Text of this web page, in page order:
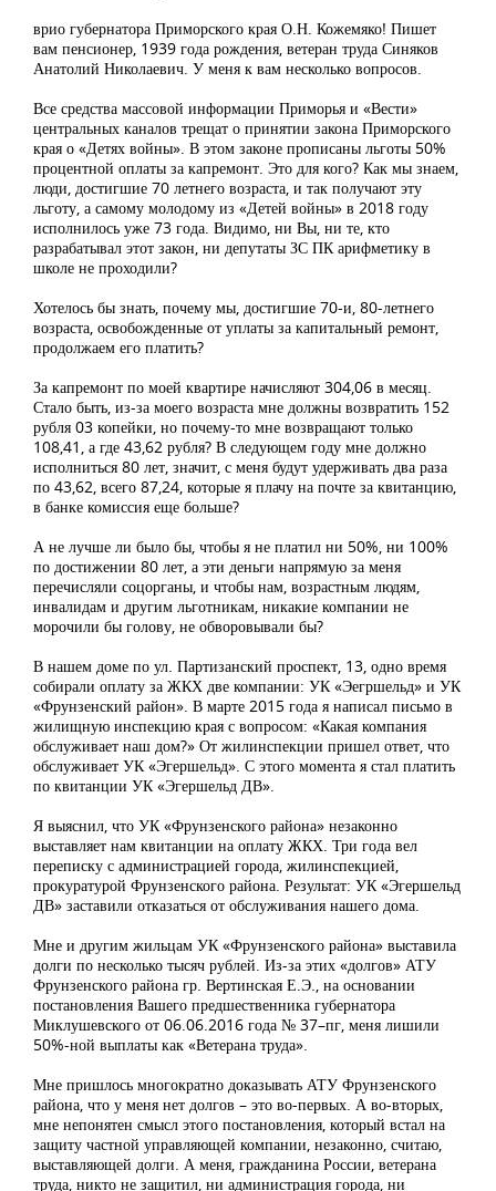
врио губернатора Приморского края О.Н. Кожемяко! Пишет
вам пенсионер, 1939 года рождения, ветеран труда Синяков
Анатолий Николаевич. У меня к вам несколько вопросов.
Все средства массовой информации Приморья и «Вести»
центральных каналов трещат о принятии закона Приморского
края о «Детях войны». В этом законе прописаны льготы 50%
процентной оплаты за капремонт. Это для кого? Как мы знаем,
люди, достигшие 70 летнего возраста, и так получают эту
льготу, а самому молодому из «Детей войны» в 2018 году
исполнилось уже 73 года. Видимо, ни Вы, ни те, кто
разрабатывал этот закон, ни депутаты ЗС ПК арифметику в
школе не проходили?
Хотелось бы знать, почему мы, достигшие 70-и, 80-летнего
возраста, освобожденные от уплаты за капитальный ремонт,
продолжаем его платить?
За капремонт по моей квартире начисляют 304,06 в месяц.
Стало быть, из-за моего возраста мне должны возвратить 152
рубля 03 копейки, но почему-то мне возвращают только
108,41, а где 43,62 рубля? В следующем году мне должно
исполниться 80 лет, значит, с меня будут удерживать два раза
по 43,62, всего 87,24, которые я плачу на почте за квитанцию,
в банке комиссия еще больше?
А не лучше ли было бы, чтобы я не платил ни 50%, ни 100%
по достижении 80 лет, а эти деньги напрямую за меня
перечисляли соцорганы, и чтобы нам, возрастным людям,
инвалидам и другим льготникам, никакие компании не
морочили бы голову, не обворовывали бы?
В нашем доме по ул. Партизанский проспект, 13, одно время
собирали оплату за ЖКХ две компании: УК «Эегршельд» и УК
«Фрунзенский район». В марте 2015 года я написал письмо в
жилищную инспекцию края с вопросом: «Какая компания
обслуживает наш дом?» От жилинспекции пришел ответ, что
обслуживает УК «Эгершельд». С этого момента я стал платить
по квитанции УК «Эгершельд ДВ».
Я выяснил, что УК «Фрунзенского района» незаконно
выставляет нам квитанции на оплату ЖКХ. Три года вел
переписку с администрацией города, жилинспекцией,
прокуратурой Фрунзенского района. Результат: УК «Эгершельд
ДВ» заставили отказаться от обслуживания нашего дома.
Мне и другим жильцам УК «Фрунзенского района» выставила
долги по несколько тысяч рублей. Из-за этих «долгов» АТУ
Фрунзенского района гр. Вертинская Е.Э., на основании
постановления Вашего предшественника губернатора
Миклушевского от 06.06.2016 года № 37–пг, меня лишили
50%-ной выплаты как «Ветерана труда».
Мне пришлось многократно доказывать АТУ Фрунзенского
района, что у меня нет долгов – это во-первых. А во-вторых,
мне непонятен смысл этого постановления, который встал на
защиту частной управляющей компании, незаконно, считаю,
выставляющей долги. А меня, гражданина России, ветерана
труда, никто не защитил, ни администрация города, ни